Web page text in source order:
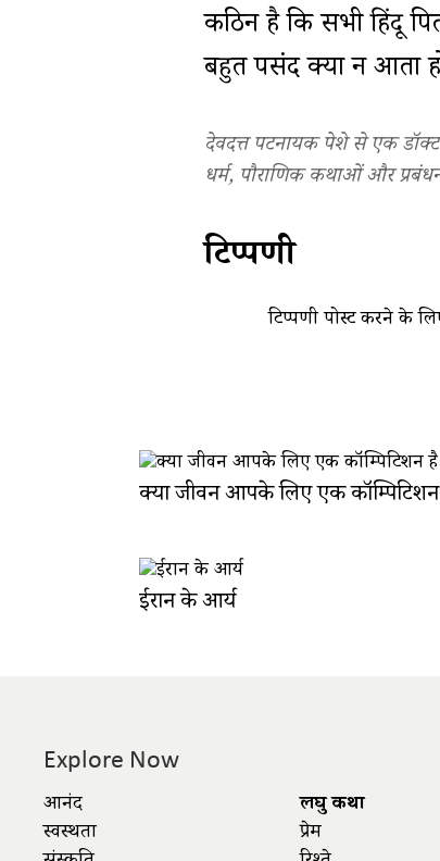
कठिन है कि सभी हिंदू
बहुत पसंद क्यों न आता
देवदत्त पटनायक पेशे से एक
धर्म, पौराणिक कथाओं और
टिप्पणी
टिप्पणी पोस्ट करने के
क्या जीवन आपके लिए एक
ईरान के आर्य
Explore Now
आनंद
स्वस्थता
लघु कथा
प्रेम